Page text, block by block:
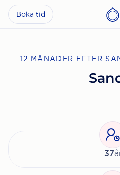
Boka tid
12 MÅNADER EFTER
37